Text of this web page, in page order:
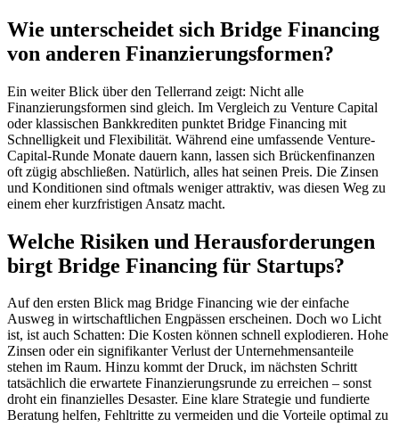
Wie unterscheidet sich Bridge Financing
von anderen Finanzierungsformen?
Ein weiter Blick über den Tellerrand zeigt: Nicht alle
Finanzierungsformen sind gleich. Im Vergleich zu Venture Capital
oder klassischen Bankkrediten punktet Bridge Financing mit
Schnelligkeit und Flexibilität. Während eine umfassende Venture-
Capital-Runde Monate dauern kann, lassen sich Brückenfinanzen
oft zügig abschließen. Natürlich, alles hat seinen Preis. Die Zinsen
und Konditionen sind oftmals weniger attraktiv, was diesen Weg zu
einem eher kurzfristigen Ansatz macht.
Welche Risiken und Herausforderungen
birgt Bridge Financing für Startups?
Auf den ersten Blick mag Bridge Financing wie der einfache
Ausweg in wirtschaftlichen Engpässen erscheinen. Doch wo Licht
ist, ist auch Schatten: Die Kosten können schnell explodieren. Hohe
Zinsen oder ein signifikanter Verlust der Unternehmensanteile
stehen im Raum. Hinzu kommt der Druck, im nächsten Schritt
tatsächlich die erwartete Finanzierungsrunde zu erreichen – sonst
droht ein finanzielles Desaster. Eine klare Strategie und fundierte
Beratung helfen, Fehltritte zu vermeiden und die Vorteile optimal zu